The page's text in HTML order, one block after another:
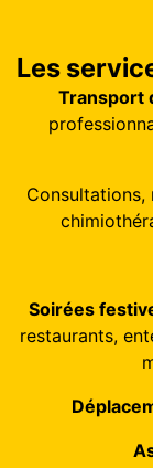
Les
Transport
Consultations,
Soirées
restaurants,